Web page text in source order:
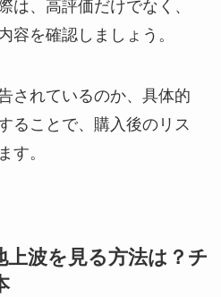
は、高評価だけでなく、
容を確認しましょう。
されているのか、具体的
ることで、購入後のリス
す。
波を見る方法は？チ